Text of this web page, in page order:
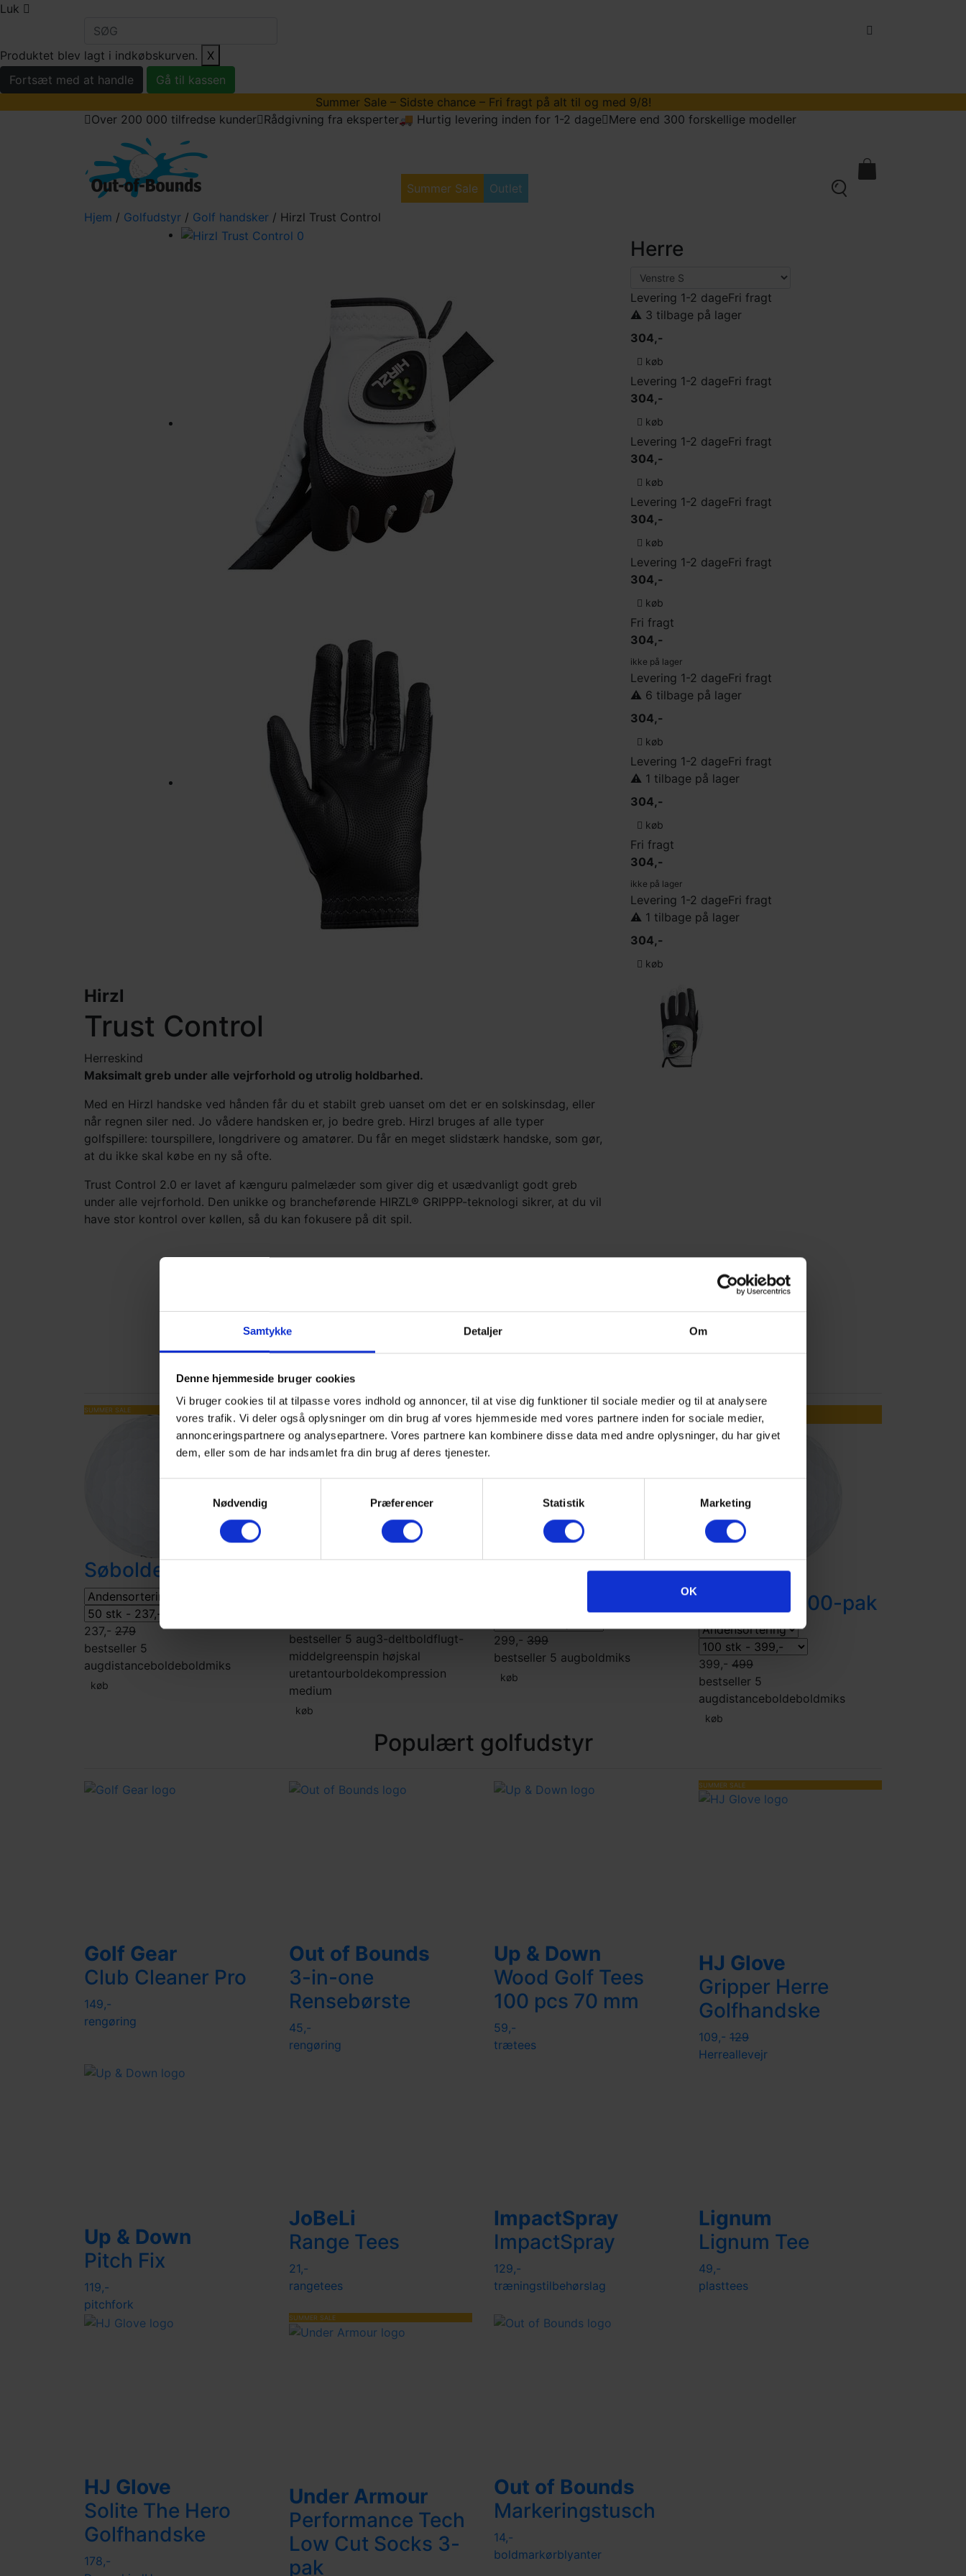
Samtykke Detaljer Om
Denne hjemmeside bruger cookies
Vi bruger cookies til at tilpasse vores indhold og annoncer, til at vise dig funktioner til sociale medier og til at analysere
vores trafik. Vi deler også oplysninger om din brug af vores hjemmeside med vores partnere inden for sociale medier,
annonceringspartnere og analysepartnere. Vores partnere kan kombinere disse data med andre oplysninger, du har givet
dem, eller som de har indsamlet fra din brug af deres tjenester.
Nødvendig
Præferencer Statistik Marketing
OK
Luk
Produktet blev lagt i indkøbskurven.
X
Fortsæt med at handle
Gå til kassen
Summer Sale – Sidste chance – Fri fragt på alt til og med 9/8!
Over 200 000 tilfredse kunder Rådgivning fra eksperter🚚 Hurtig levering inden for 1-2 dage Mere end 300 forskellige modeller
Summer Sale Outlet
Hjem / Golfudstyr / Golf handsker / Hirzl Trust Control
Hirzl
Trust Control
Herreskind
Maksimalt greb under alle vejrforhold og utrolig holdbarhed.
Med en Hirzl handske ved hånden får du et stabilt greb uanset om det er en solskinsdag, eller
når regnen siler ned. Jo vådere handsken er, jo bedre greb. Hirzl bruges af alle typer
golfspillere: tourspillere, longdrivere og amatører. Du får en meget slidstærk handske, som gør,
at du ikke skal købe en ny så ofte.
Trust Control 2.0 er lavet af kænguru palmelæder som giver dig et usædvanligt godt greb
under alle vejrforhold. Den unikke og brancheførende HIRZL® GRIPPP-teknologi sikrer, at du vil
have stor kontrol over køllen, så du kan fokusere på dit spil.
Herre
Levering 1-2 dageFri fragt
⚠️ 3 tilbage på lager
304,-
køb
Levering 1-2 dageFri fragt
304,-
køb
Levering 1-2 dageFri fragt
304,-
køb
Levering 1-2 dageFri fragt
304,-
køb
Levering 1-2 dageFri fragt
304,-
køb
Fri fragt
304,-
ikke på lager
Levering 1-2 dageFri fragt
⚠️ 6 tilbage på lager
304,-
køb
Levering 1-2 dageFri fragt
⚠️ 1 tilbage på lager
304,-
køb
Fri fragt
304,-
ikke på lager
Levering 1-2 dageFri fragt
⚠️ 1 tilbage på lager
304,-
køb
Bedst sælgende golfbolde lige nu
SUMMER SALE
Søbolde
237,- 279
bestseller 5
augdistanceboldeboldmiks
køb
Titleist Pro V1
bestseller 5 aug3-deltboldflugt-
middelgreenspin højskal
uretantourboldekompression
medium
køb
79,-
Callaway Mix
299,- 399
bestseller 5 augboldmiks
køb
85,-
Blandede
Golfbolde 100-pak
399,- 499
bestseller 5
augdistanceboldeboldmiks
køb
Populært golfudstyr
Golf Gear
Club Cleaner Pro
149,-
rengøring
Out of Bounds
3-in-one
Rensebørste
45,-
rengøring
Up & Down
Wood Golf Tees
100 pcs 70 mm
59,-
trætees
SUMMER SALE
HJ Glove
Gripper Herre
Golfhandske
109,- 129
Herreallevejr
Up & Down
Pitch Fix
119,-
pitchfork
JoBeLi
Range Tees
21,-
rangetees
ImpactSpray
ImpactSpray
129,-
træningstilbehørslag
Lignum
Lignum Tee
49,-
plasttees
HJ Glove
Solite The Hero
Golfhandske
178,-
SUMMER SALE
Under Armour
Performance Tech
Low Cut Socks 3-
pak
Out of Bounds
Markeringstusch
14,-
boldmarkørblyanter